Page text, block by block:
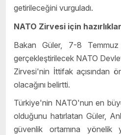
getirileceğini vurguladı.
NATO Zirvesi için
Bakan Güler, 7-8
gerçekleştirilecek NATO
Zirvesi'nin İttifak açısından
olacağını belirtti.
Türkiye'nin NATO'nun en
olduğunu hatırlatan Güler,
güvenlik ortamına yönelik